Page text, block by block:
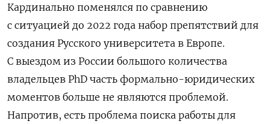
Кардинально поменялся по сравнению
с ситуацией до 2022 года набор препятствий для
создания Русского университета в Европе.
С выездом из России большого количества
владельцев PhD часть формально-юридических
моментов больше не являются проблемой.
Напротив, есть проблема поиска работы для